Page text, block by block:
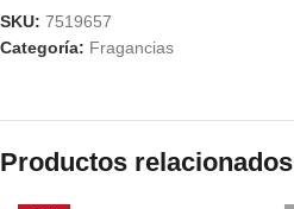
SKU: 7519657
Categoría: Fragancias
Productos relacionados